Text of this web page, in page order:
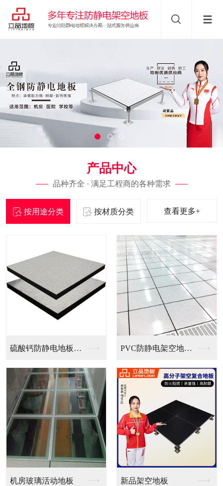
产品中心
品种齐全 · 满足工程商的各种需求
按用途分类 按材质分类 查看更多+
PVC防静电架空地板...
新品架空地板
全钢无边防静电地板